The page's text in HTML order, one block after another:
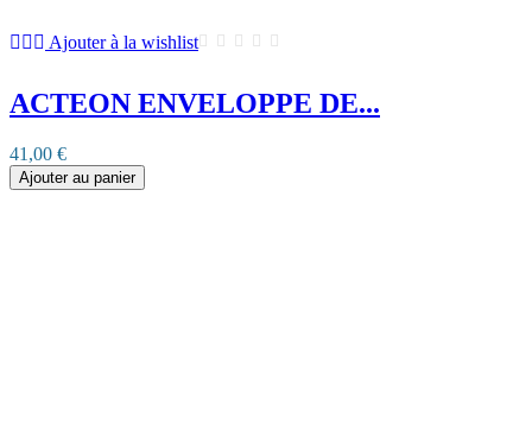
Ajouter à la wishlist
ACTEON ENVELOPPE DE...
41,00 €
Ajouter au panier